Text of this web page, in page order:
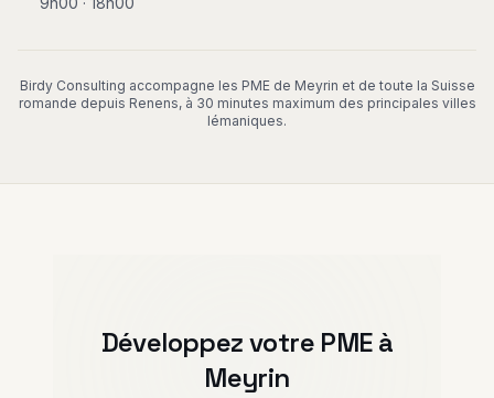
Birdy Consulting accompagne les PME de Meyrin et de toute la Suisse
romande depuis Renens, à 30 minutes maximum des principales villes
lémaniques.
Développez votre PME à
Meyrin